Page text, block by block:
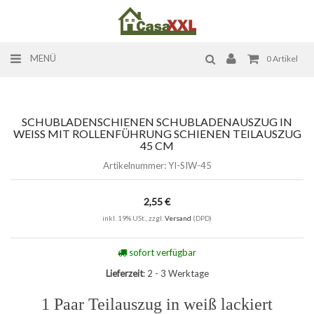
MENÜ 0Artikel
SCHUBLADENSCHIENEN SCHUBLADENAUSZUG IN
WEISS MIT ROLLENFÜHRUNG SCHIENEN TEILAUSZUG 4
5 CM
Artikelnummer:YI-SIW-45
2,55 €
inkl. 19% USt., zzgl. Versand (DPD)
sofort verfügbar
Lieferzeit: 2 - 3 Werktage
1 Paar Teilauszug in weiß lackiert